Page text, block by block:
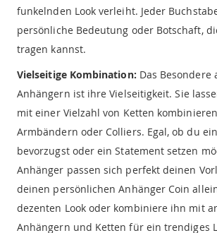
funkelnden Look verleiht. Jeder
persönliche Bedeutung oder Botschaft,
tragen kannst.
Vielseitige Kombination: Das Besondere
Anhängern ist ihre Vielseitigkeit. Sie
mit einer Vielzahl von Ketten
Armbändern oder Colliers. Egal, ob du
bevorzugst oder ein Statement setzen
Anhänger passen sich perfekt deinen
deinen persönlichen Anhänger Coin
dezenten Look oder kombiniere ihn mit
Anhängern und Ketten für ein trendiges